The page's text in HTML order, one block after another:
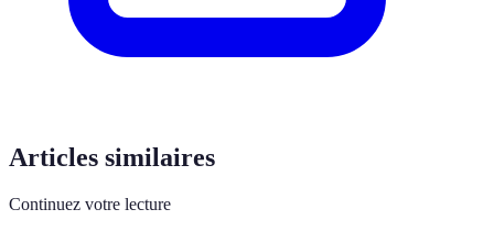
Articles similaires
Continuez votre lecture